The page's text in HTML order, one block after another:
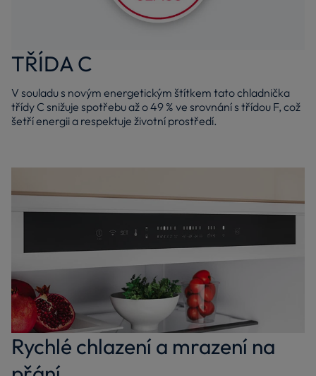
TŘÍDA C
V souladu s novým energetickým štítkem tato chladnička
třídy C snižuje spotřebu až o 49 % ve srovnání s třídou F, což
šetří energii a respektuje životní prostředí.
Rychlé chlazení a mrazení na